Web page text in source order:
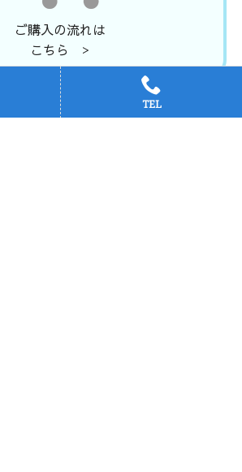
ご購入の流れは
こちら >
TEL